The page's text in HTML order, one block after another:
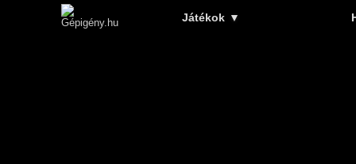
Játékok ▼